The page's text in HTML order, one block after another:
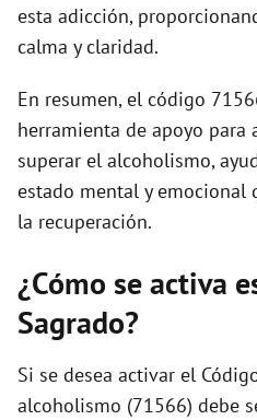
esta adicción,
calma y claridad.
En resumen, el código
herramienta de apoyo para
superar el alcoholismo,
estado mental y emocional
la recuperación.
¿Cómo se activa
Sagrado?
Si se desea activar el
alcoholismo (71566) debe